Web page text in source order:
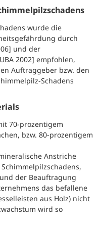
wurde die
durch
und der
2002] empfohlen,
Auftraggeber bzw. den
Schadens
70-prozentigem
bzw. 80-prozentigem
Anstriche
der Beauftragung
das befallene
aus Holz) nicht
wird so